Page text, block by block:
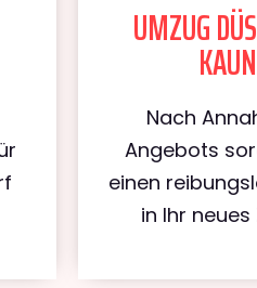
UMZUG
Nach
Angebots
einen
in Ihr neues